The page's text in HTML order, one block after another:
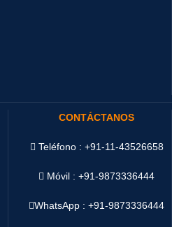
CONTÁCTANOS
Teléfono : +91-11-43526658
Móvil : +91-9873336444
WhatsApp :+91-9873336444